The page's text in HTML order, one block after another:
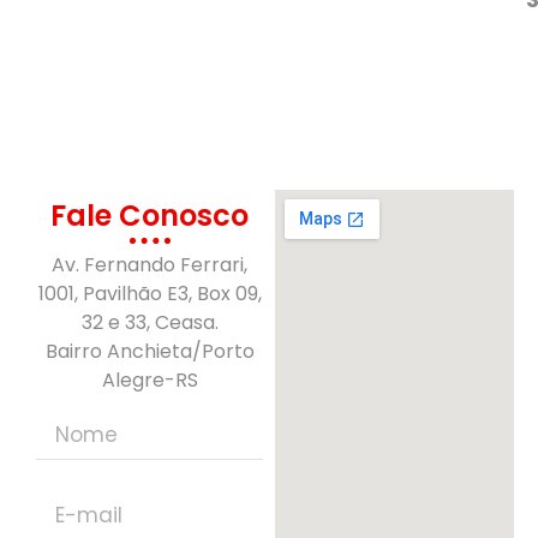
Fale Conosco
Av. Fernando Ferrari,
1001, Pavilhão E3, Box 09,
32 e 33, Ceasa.
Bairro Anchieta/Porto
Alegre-RS